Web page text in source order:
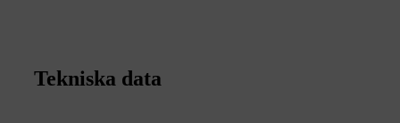
Tekniska data